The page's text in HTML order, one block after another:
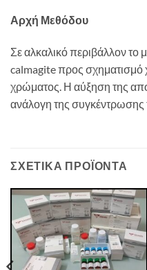
Αρχή Μεθόδου
Σε αλκαλικό περιβάλλον το
calmagite προς σχηματισμό
χρώματος. Η αύξηση της
ανάλογη της συγκέντρωσης
ΣΧΕΤΙΚΆ ΠΡΟΪΌΝΤΑ